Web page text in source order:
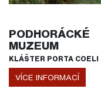
PODHORÁCKÉ
MUZEUM
KLÁŠTER PORTA COELI
VÍCE INFORMACÍ